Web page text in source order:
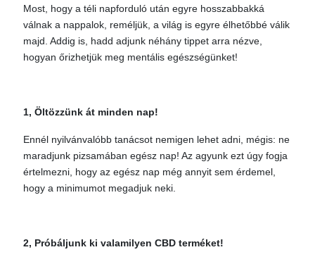
Most, hogy a téli napforduló után egyre hosszabbakká
válnak a nappalok, reméljük, a világ is egyre élhetőbbé válik
majd. Addig is, hadd adjunk néhány tippet arra nézve,
hogyan őrizhetjük meg mentális egészségünket!
1, Öltözzünk át minden nap!
Ennél nyilvánvalóbb tanácsot nemigen lehet adni, mégis: ne
maradjunk pizsamában egész nap! Az agyunk ezt úgy fogja
értelmezni, hogy az egész nap még annyit sem érdemel,
hogy a minimumot megadjuk neki.
2, Próbáljunk ki valamilyen CBD terméket!